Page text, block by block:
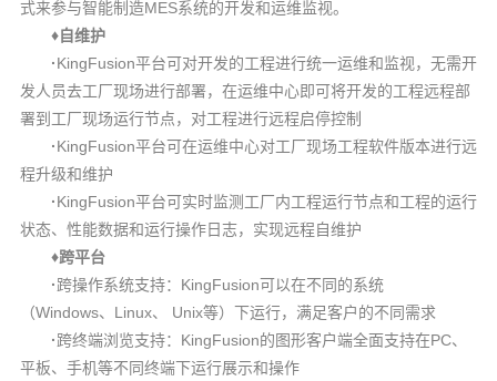
式来参与智能制造MES系统的开发和运维监视。
♦自维护
·KingFusion平台可对开发的工程进行统一运维和监视，无需开
发人员去工厂现场进行部署，在运维中心即可将开发的工程远程部
署到工厂现场运行节点，对工程进行远程启停控制
·KingFusion平台可在运维中心对工厂现场工程软件版本进行远
程升级和维护
·KingFusion平台可实时监测工厂内工程运行节点和工程的运行
状态、性能数据和运行操作日志，实现远程自维护
♦跨平台
· 跨操作系统支持： KingFusion 可以在不同的系统
（Windows、 Linux、 Unix等）下运行，满足客户的不同需求
· 跨终端浏览支持： KingFusion的图形客户端全面支持在PC、
平板、手机等不同终端下运行展示和操作